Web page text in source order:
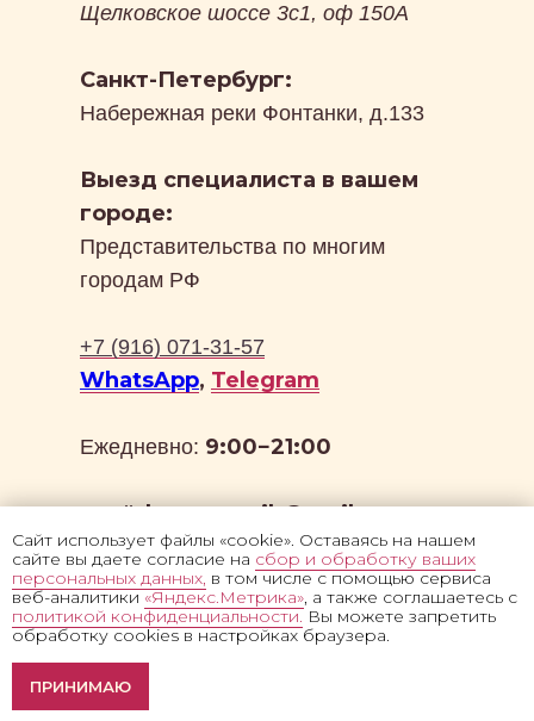
Сайт использует файлы «cookie». Оставаясь на нашем
сайте вы даете согласие на сбор и обработку ваших
персональных данных, в том числе с помощью сервиса
веб-аналитики«Яндекс.Метрика», а также соглашаетесь с
политикой конфиденциальности.Вы можете запретить
обработку cookies в настройках браузера.
ПРИНИМАЮОбработка персональных данных
Политика конфиденциальности
Щелковское шоссе 3с1, оф 150А
Санкт-Петербург:
Набережная реки Фонтанки, д.133
Выезд специалиста в вашем
городе:
Представительства по многим
городам РФ
+7 (916) 071-31-57
WhatsApp, Telegram
Ежедневно: 9:00−21:00
Email: kanon-antik@mail.ru